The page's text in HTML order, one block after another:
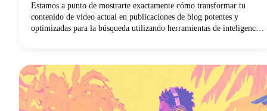
Estamos a punto de mostrarte exactamente cómo transformar tu
contenido de vídeo actual en publicaciones de blog potentes y
optimizadas para la búsqueda utilizando herramientas de inteligencia
y prolongue la vida útil del contenido mucho más allá de su formato
original.